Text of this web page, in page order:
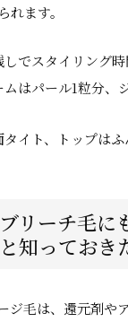
ます。
しでスタイリング
ムはパール1粒分、
タイト、トップは
リーチ毛に
知っておき
ジ毛は、還元剤や